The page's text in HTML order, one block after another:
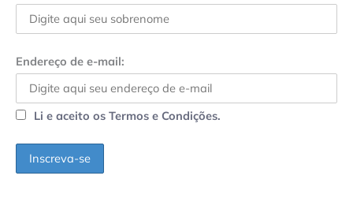
Endereço de e-mail:
Li e aceito os Termos e Condições.